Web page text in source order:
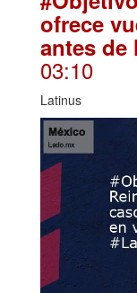
ofrece
antes de
03:10
Latinus